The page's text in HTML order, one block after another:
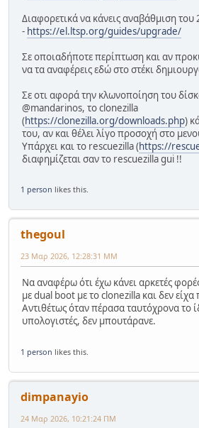
Διαφορετικά να κάνεις αναβάθμιση
- https://el.ltsp.org/guides/upgrade/
Σε οποιαδήποτε περίπτωση και αν
να τα αναφέρεις εδώ στο στέκι
Σε οτι αφορά την κλωνοποίηση του
@mandarinos, το clonezilla
(https://clonezilla.org/downloads.php)
του, αν και θέλει λίγο προσοχή στο
Υπάρχει και το rescuezilla (https://
διαφημίζεται σαν το rescuezilla gui !!
1 person likes this.
thegoul
23 Μαρ 2026, 12:28:31 ΜΜ
Να αναφέρω ότι έχω κάνει αρκετές
με dual boot με το clonezilla και δεν
Αντιθέτως όταν πέρασα ταυτόχρονα το
υπολογιστές, δεν μπουτάρανε.
1 person likes this.
dimpanayio
24 Μαρ 2026, 10:21:24 ΠΜ